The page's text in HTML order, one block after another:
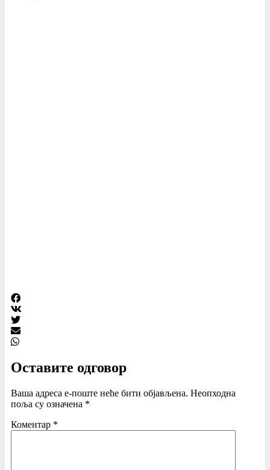
Оставите одговор
Ваша адреса е-поште неће бити објављена. Неопходна
поља су означена *
Коментар *